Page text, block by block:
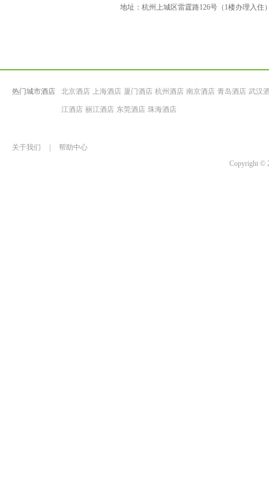
地址： 杭州上城区雷霆路126号（1楼办理入住
热门城市酒店 北京酒店 上海酒店 厦门酒店 杭州酒店 南京酒店 青岛酒店 武汉
江酒店 丽江酒店 东莞酒店 珠海酒店
关于我们
帮助中心
Copyright ©